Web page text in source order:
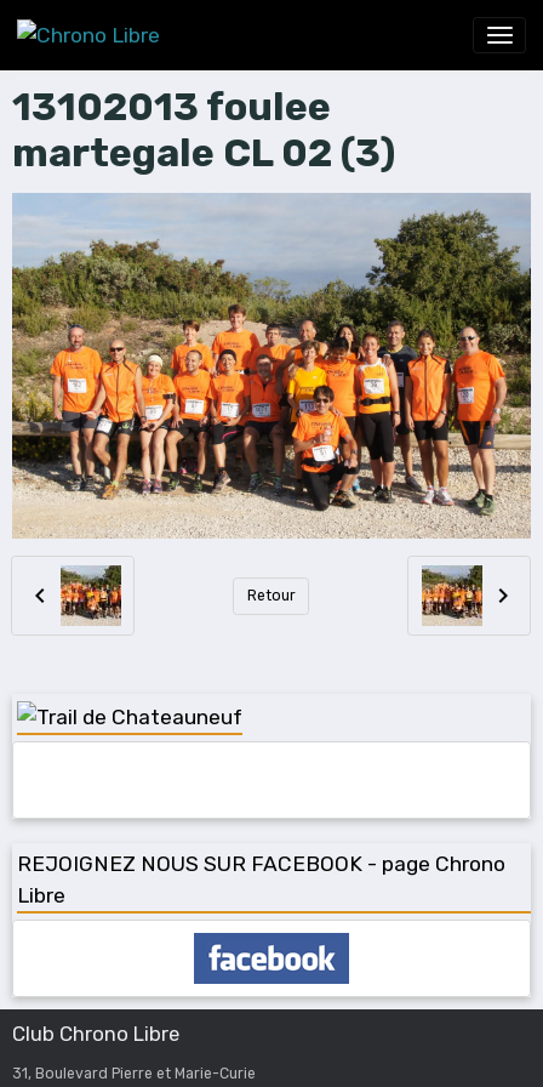
13102013 foulee
martegale CL 02 (3)
Retour
REJOIGNEZ NOUS SUR FACEBOOK - page Chrono
Libre
Club Chrono Libre
31, Boulevard Pierre et Marie-Curie